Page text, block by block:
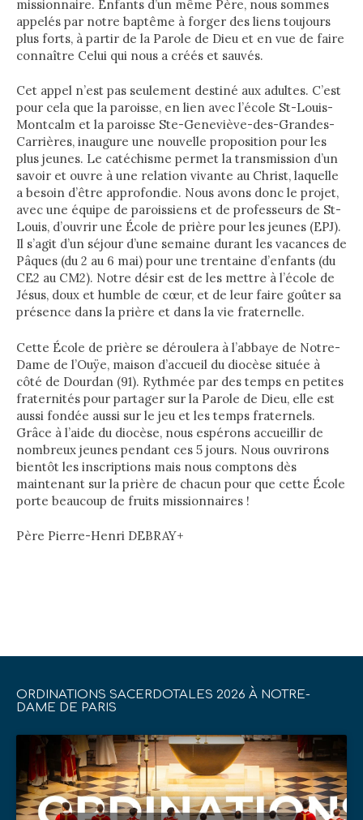
missionnaire. Enfants d’un même Père, nous sommes
appelés par notre baptême à forger des liens toujours
plus forts, à partir de la Parole de Dieu et en vue de faire
connaître Celui qui nous a créés et sauvés.
Cet appel n’est pas seulement destiné aux adultes. C’est
pour cela que la paroisse, en lien avec l’école St-Louis-
Montcalm et la paroisse Ste-Geneviève-des-Grandes-
Carrières, inaugure une nouvelle proposition pour les
plus jeunes. Le catéchisme permet la transmission d’un
savoir et ouvre à une relation vivante au Christ, laquelle
a besoin d’être approfondie. Nous avons donc le projet,
avec une équipe de paroissiens et de professeurs de St-
Louis, d’ouvrir une École de prière pour les jeunes (EPJ).
Il s’agit d’un séjour d’une semaine durant les vacances de
Pâques (du 2 au 6 mai) pour une trentaine d’enfants (du
CE2 au CM2). Notre désir est de les mettre à l’école de
Jésus, doux et humble de cœur, et de leur faire goûter sa
présence dans la prière et dans la vie fraternelle.
Cette École de prière se déroulera à l’abbaye de Notre-
Dame de l’Ouÿe, maison d’accueil du diocèse située à
côté de Dourdan (91). Rythmée par des temps en petites
fraternités pour partager sur la Parole de Dieu, elle est
aussi fondée aussi sur le jeu et les temps fraternels.
Grâce à l’aide du diocèse, nous espérons accueillir de
nombreux jeunes pendant ces 5 jours. Nous ouvrirons
bientôt les inscriptions mais nous comptons dès
maintenant sur la prière de chacun pour que cette École
porte beaucoup de fruits missionnaires !
Père Pierre-Henri DEBRAY+
ORDINATIONS SACERDOTALES 2026 À NOTRE-
DAME DE PARIS